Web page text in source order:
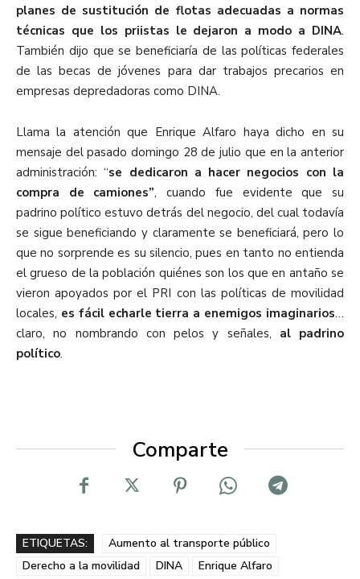
planes de sustitución de flotas adecuadas a normas
técnicas que los priistas le dejaron a modo a DINA.
También dijo que se beneficiaría de las políticas federales
de las becas de jóvenes para dar trabajos precarios en
empresas depredadoras como DINA.
Llama la atención que Enrique Alfaro haya dicho en su
mensaje del pasado domingo 28 de julio que en la anterior
administración: “se dedicaron a hacer negocios con la
compra de camiones”, cuando fue evidente que su
padrino político estuvo detrás del negocio, del cual todavía
se sigue beneficiando y claramente se beneficiará, pero lo
que no sorprende es su silencio, pues en tanto no entienda
el grueso de la población quiénes son los que en antaño se
vieron apoyados por el PRI con las políticas de movilidad
locales, es fácil echarle tierra a enemigos imaginarios…
claro, no nombrando con pelos y señales, al padrino
político.
Comparte
ETIQUETAS:
Aumento al transporte público
Derecho a la movilidad
DINA
Enrique Alfaro